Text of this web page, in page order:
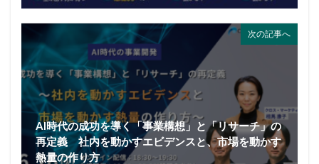
次の記事へ
AI時代の成功を導く「事業構想」と「リサーチ」の
再定義 社内を動かすエビデンスと、市場を動かす
熱量の作り方